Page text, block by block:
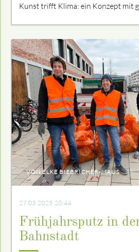
Kunst trifft Klima: ein Konzept mit
VON ELKE BIEBRICHER-MAUS
27.03.2025 20:44
Frühjahrsputz in
Bahnstadt